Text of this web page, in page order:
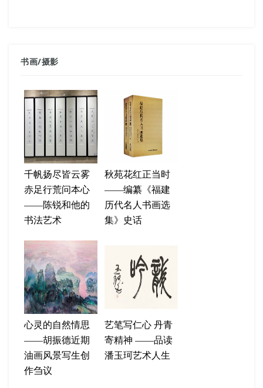
书画/摄影
千帆扬尽皆云雾
赤足行荒问本心
——陈锐和他的
书法艺术
秋苑花红正当时
——编纂《福建
历代名人书画选
集》史话
心灵的自然情思
——胡振德近期
油画风景写生创
作刍议
艺笔写仁心 丹青
寄精神 ——品读
潘玉珂艺术人生